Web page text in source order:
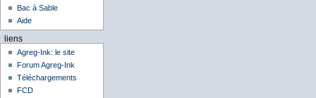
Bac à Sable
Aide
liens
Agreg-Ink: le site
Forum Agreg-Ink
Téléchargements
FCD